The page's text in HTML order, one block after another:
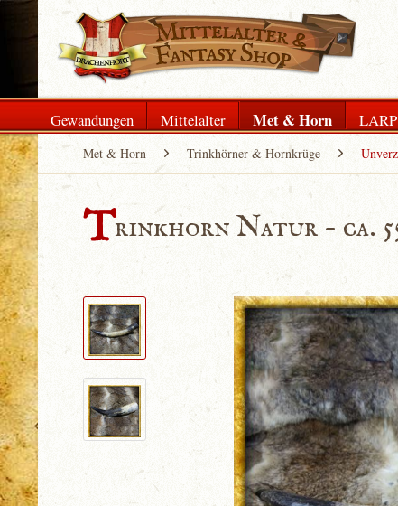
Gewandungen Mittelalter Met & Horn LARP
Met & Horn Trinkhörner & Hornkrüge
Trinkhorn Natur - ca.